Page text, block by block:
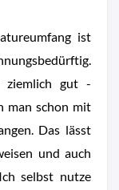
ist
ziemlich gut -
man schon mit
Das lässt
und auch
selbst nutze